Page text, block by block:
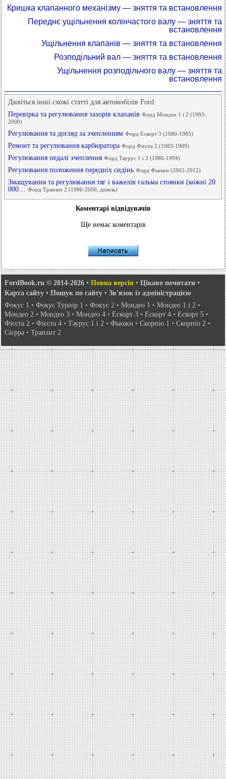
Кришка клапанного механізму — зняття та встановлення
Переднє ущільнення колінчастого валу — зняття та
встановлення
Ущільнення клапанів — зняття та встановлення
Розподільний вал — зняття та встановлення
Ущільнення розподільчого валу — зняття та
встановлення
Дивіться інші схожі статті для автомобілів Ford:
Перевірка та регулювання зазорів клапанів Форд Мондео 1 і 2 (1993-
2000)
Регулювання та догляд за зчепленням Форд Ескорт 3 (1980-1985)
Ремонт та регулювання карбюратора Форд Фієста 2 (1983-1989)
Регулювання педалі зчеплення Форд Таурус 1 і 2 (1986-1994)
Регулювання положення передніх сидінь Форд Фьюжн (2002-2012)
Змащування та регулювання тяг і важелів гальма стоянки (кожні 20
000… Форд Транзит 2 (1986-2000, дизель)
Коментарі відвідувачів
Ще немає коментарів
FordBook.ru © 2014-2026 • Повна версія • Цікаво почитати •
Карта сайту • Пошук по сайту • Зв'язок із адміністрацією
Фокус 1 • Фокус Турнір 1 • Фокус 2 • Мондео 1 • Мондео 1 і 2 •
Мондео 2 • Мондео 3 • Мондео 4 • Ескорт 3 • Ескорт 4 • Ескорт 5 •
Фієста 2 • Фієста 4 • Таурус 1 і 2 • Фьюжн • Скорпіо 1 • Скорпіо 2 •
Сієрра • Транзит 2